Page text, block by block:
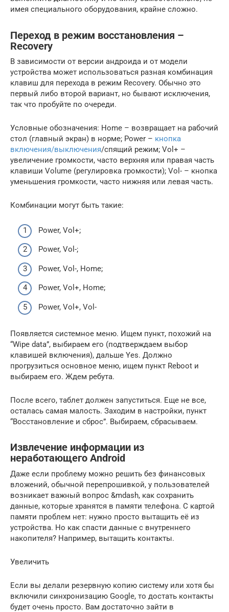
имея специального оборудования, крайне сложно.
Переход в режим восстановления –
Recovery
В зависимости от версии андроида и от модели
устройства может использоваться разная комбинация
клавиш для перехода в режим Recovery. Обычно это
первый либо второй вариант, но бывают исключения,
так что пробуйте по очереди.
Условные обозначения: Home – возвращает на рабочий
стол (главный экран) в норме; Power – кнопка
включения/выключения/спящий режим; Vol+ –
увеличение громкости, часто верхняя или правая часть
клавиши Volume (регулировка громкости); Vol- – кнопка
уменьшения громкости, часто нижняя или левая часть.
Комбинации могут быть такие:
Power, Vol+;
Power, Vol-;
Power, Vol-, Home;
Power, Vol+, Home;
Power, Vol+, Vol-
Появляется системное меню. Ищем пункт, похожий на
“Wipe data”, выбираем его (подтверждаем выбор
клавишей включения), дальше Yes. Должно
прогрузиться основное меню, ищем пункт Reboot и
выбираем его. Ждем ребута.
После всего, таблет должен запуститься. Еще не все,
осталась самая малость. Заходим в настройки, пункт
“Восстановление и сброс”. Выбираем, сбрасываем.
Извлечение информации из
неработающего Android
Даже если проблему можно решить без финансовых
вложений, обычной перепрошивкой, у пользователей
возникает важный вопрос &mdash, как сохранить
данные, которые хранятся в памяти телефона. С картой
памяти проблем нет: нужно просто вытащить её из
устройства. Но как спасти данные с внутреннего
накопителя? Например, вытащить контакты.
Увеличить
Если вы делали резервную копию систему или хотя бы
включили синхронизацию Google, то достать контакты
будет очень просто. Вам достаточно зайти в